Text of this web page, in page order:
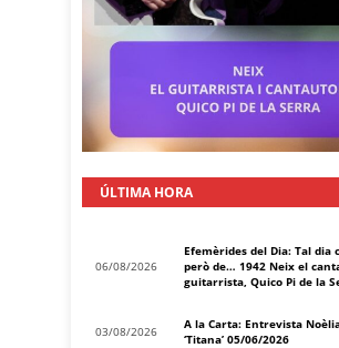
ÚLTIMA HORA
06/08/2026
Efemèrides del Dia: Tal dia
però de… 1942 Neix el
guitarrista, Quico Pi de la
03/08/2026
A la Carta: Entrevista
‘Titana’ 05/06/2026